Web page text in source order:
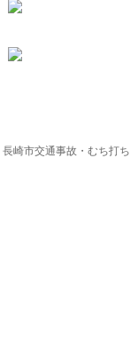
長崎市交通事故・むち打